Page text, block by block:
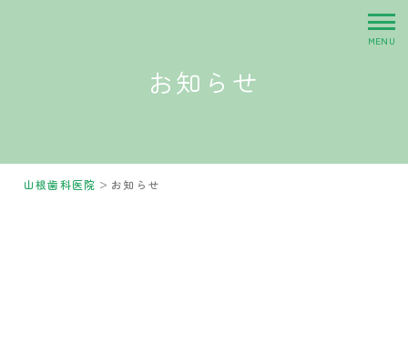
お知らせ
山根歯科医院 > お知らせ